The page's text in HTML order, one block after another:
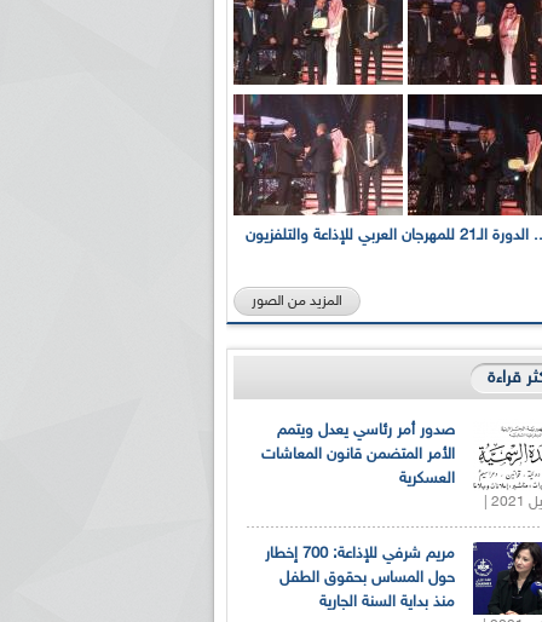
بالصور... الدورة الـ21 للمهرجان العربي للإذاعة والتلفزيون
المزيد من الصور
قراءة
صدور أمر رئاسي يعدل ويتمم
الأمر المتضمن قانون المعاشات
العسكرية
مريم شرفي للإذاعة: 700 إخطار
حول المساس بحقوق الطفل
منذ بداية السنة الجارية